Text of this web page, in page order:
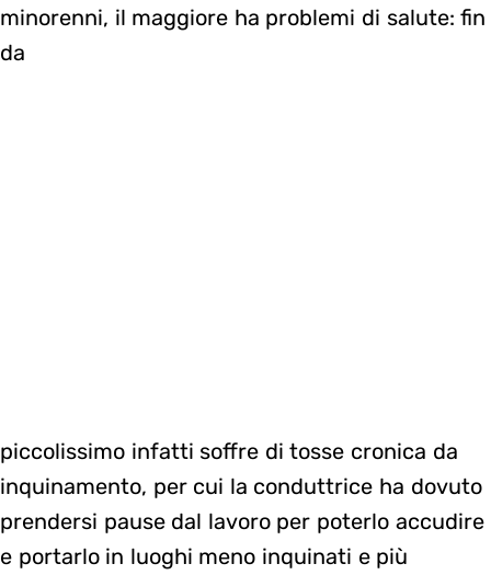
minorenni, il maggiore ha problemi di salute: fin
da
piccolissimo infatti soffre di tosse cronica da
inquinamento, per cui la conduttrice ha dovuto
prendersi pause dal lavoro per poterlo accudire
e portarlo in luoghi meno inquinati e più